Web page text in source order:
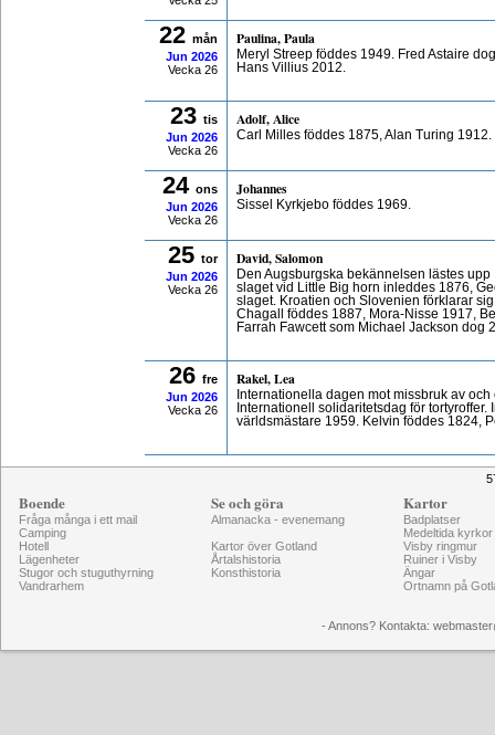
22 mån
Jun 2026
Vecka 26
Paulina, Paula
Meryl Streep föddes 1949. Fred Astaire
Hans Villius 2012.
23 tis
Jun 2026
Vecka 26
Adolf, Alice
Carl Milles föddes 1875, Alan Turing
24 ons
Jun 2026
Vecka 26
Johannes
Sissel Kyrkjebo föddes 1969.
25 tor
Jun 2026
Vecka 26
David, Salomon
Den Augsburgska bekännelsen lästes
slaget vid Little Big horn inleddes 1876,
slaget. Kroatien och Slovenien förklarar
Chagall föddes 1887, Mora-Nisse 1917,
Farrah Fawcett som Michael Jackson dog
26 fre
Jun 2026
Vecka 26
Rakel, Lea
Internationella dagen mot missbruk av
Internationell solidaritetsdag för tortyroffer.
världsmästare 1959. Kelvin föddes 1824,
Boende
Fråga många i ett mail
Camping
Hotell
Lägenheter
Stugor och stuguthyrning
Vandrarhem
Se och göra
Almanacka - evenemang
Kartor över Gotland
Årtalshistoria
Konsthistoria
Kartor
Badplatser
Medeltida kyrkor
Visby ringmur
Ruiner i Visby
Ängar
Ortnamn på
- Annons? Kontakta: